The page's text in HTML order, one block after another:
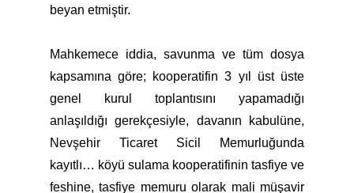
beyan etmiştir.
Mahkemece iddia, savunma ve tüm dosya
kapsamına göre; kooperatifin 3 yıl üst üste
genel kurul toplantısını yapamadığı
anlaşıldığı gerekçesiyle, davanın kabulüne,
Nevşehir Ticaret Sicil Memurluğunda
kayıtlı… köyü sulama kooperatifinin tasfiye ve
feshine, tasfiye memuru olarak mali müşavir